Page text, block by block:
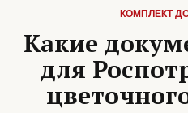
КОМПЛЕКТ
Какие
для